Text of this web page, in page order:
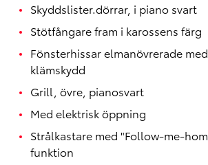
Skyddslister.dörrar, i piano svart
Stötfångare fram i karossens färg
Fönsterhissar elmanövrerade med
klämskydd
Grill, övre, pianosvart
Med elektrisk öppning
Strålkastare med "Follow-me-
funktion